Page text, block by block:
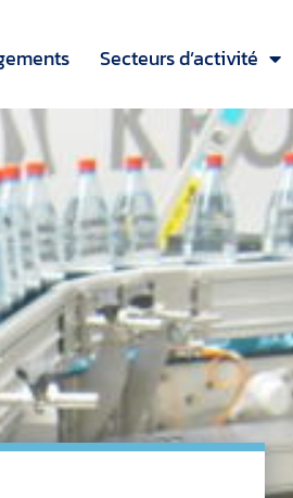
Secteurs d’activité